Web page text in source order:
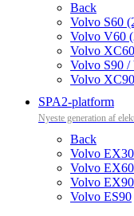
Back
Volvo S60
Volvo V60
Volvo
Volvo S90
Volvo
SPA2-platform
Nyeste generation af
Back
Volvo EX30
Volvo EX60
Volvo EX90
Volvo ES90